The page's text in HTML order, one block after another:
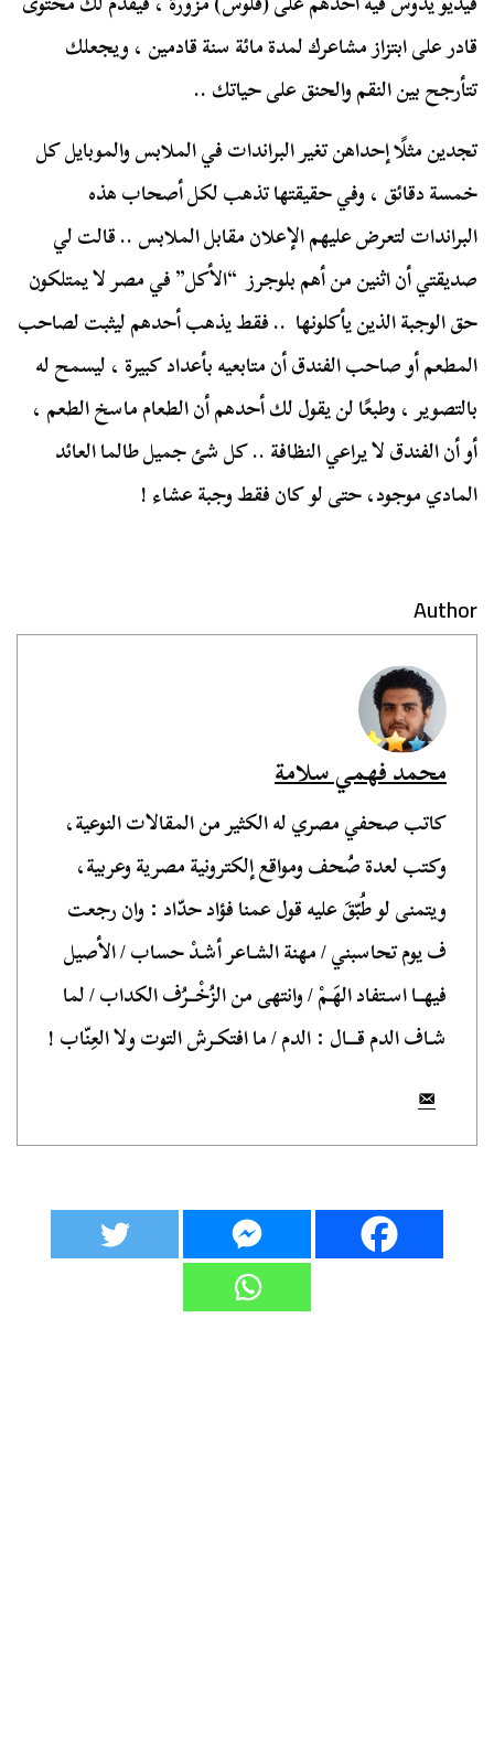
قادر على ابتزاز مشاعرك لمدة مائة سنة قادمين ، ويجعلك
تتأرجح بين النقم والحنق على حياتك ..
تجدين مثلًا إحداهن تغير البراندات في الملابس والموبايل كل
خمسة دقائق ، وفي حقيقتها تذهب لكل أصحاب هذه
البراندات لتعرض عليهم الإعلان مقابل الملابس .. قالت لي
صديقتي أن اثنين من أهم بلوجرز “الأكل” في مصر لا يمتلكون
حق الوجبة الذين يأكلونها .. فقط يذهب أحدهم ليثبت لصاحب
المطعم أو صاحب الفندق أن متابعيه بأعداد كبيرة ، ليسمح له
بالتصوير ، وطبعًا لن يقول لك أحدهم أن الطعام ماسخ الطعم ،
أو أن الفندق لا يراعي النظافة .. كل شئ جميل طالما العائد
المادي موجود، حتى لو كان فقط وجبة عشاء !
Author
محمد فهمي سلامة
كاتب صحفي مصري له الكثير من المقالات النوعية،
وكتب لعدة صُحف ومواقع إلكترونية مصرية وعربية،
ويتمنى لو طُبّقَ عليه قول عمنا فؤاد حدّاد : وان رجعت
ف يوم تحاسبني / مهنة الشـاعر أشـدْ حساب / الأصيل
فيهــا اسـتفاد الهَـمْ / وانتهى من الزُخْــرُف الكداب / لما
شـاف الدم قـــال : الدم / ما افتكـرش التوت ولا العِنّاب !